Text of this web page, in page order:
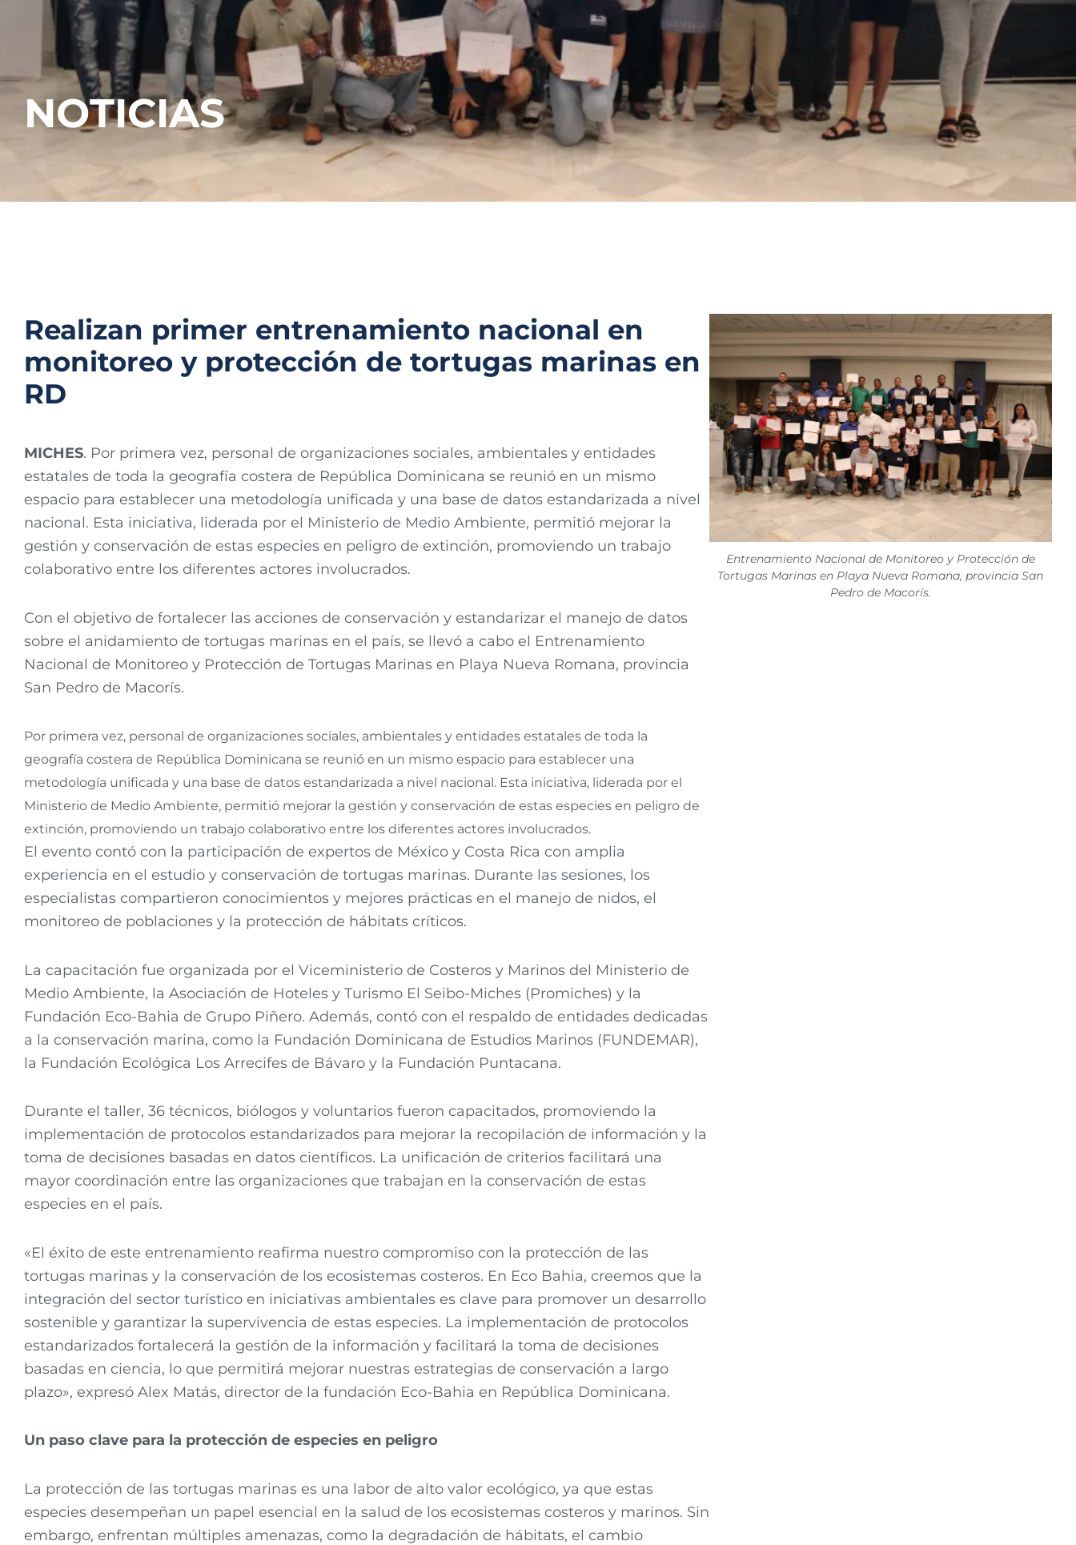
NOTICIAS
Realizan primer entrenamiento nacional en
monitoreo y protección de tortugas marinas en
RD
MICHES. Por primera vez, personal de organizaciones sociales, ambientales y entidades
estatales de toda la geografía costera de República Dominicana se reunió en un mismo
espacio para establecer una metodología unificada y una base de datos estandarizada a nivel
nacional. Esta iniciativa, liderada por el Ministerio de Medio Ambiente, permitió mejorar la
gestión y conservación de estas especies en peligro de extinción, promoviendo un trabajo
colaborativo entre los diferentes actores involucrados.
Con el objetivo de fortalecer las acciones de conservación y estandarizar el manejo de datos
sobre el anidamiento de tortugas marinas en el país, se llevó a cabo el Entrenamiento
Nacional de Monitoreo y Protección de Tortugas Marinas en Playa Nueva Romana, provincia
San Pedro de Macorís.
Por primera vez, personal de organizaciones sociales, ambientales y entidades estatales de toda la
geografía costera de República Dominicana se reunió en un mismo espacio para establecer una
metodología unificada y una base de datos estandarizada a nivel nacional. Esta iniciativa, liderada por el
Ministerio de Medio Ambiente, permitió mejorar la gestión y conservación de estas especies en peligro de
extinción, promoviendo un trabajo colaborativo entre los diferentes actores involucrados.
El evento contó con la participación de expertos de México y Costa Rica con amplia
experiencia en el estudio y conservación de tortugas marinas. Durante las sesiones, los
especialistas compartieron conocimientos y mejores prácticas en el manejo de nidos, el
monitoreo de poblaciones y la protección de hábitats críticos.
La capacitación fue organizada por el Viceministerio de Costeros y Marinos del Ministerio de
Medio Ambiente, la Asociación de Hoteles y Turismo El Seibo-Miches (Promiches) y la
Fundación Eco-Bahia de Grupo Piñero. Además, contó con el respaldo de entidades dedicadas
a la conservación marina, como la Fundación Dominicana de Estudios Marinos (FUNDEMAR),
la Fundación Ecológica Los Arrecifes de Bávaro y la Fundación Puntacana.
Durante el taller, 36 técnicos, biólogos y voluntarios fueron capacitados, promoviendo la
implementación de protocolos estandarizados para mejorar la recopilación de información y la
toma de decisiones basadas en datos científicos. La unificación de criterios facilitará una
mayor coordinación entre las organizaciones que trabajan en la conservación de estas
especies en el país.
«El éxito de este entrenamiento reafirma nuestro compromiso con la protección de las
tortugas marinas y la conservación de los ecosistemas costeros. En Eco Bahia, creemos que la
integración del sector turístico en iniciativas ambientales es clave para promover un desarrollo
sostenible y garantizar la supervivencia de estas especies. La implementación de protocolos
estandarizados fortalecerá la gestión de la información y facilitará la toma de decisiones
basadas en ciencia, lo que permitirá mejorar nuestras estrategias de conservación a largo
plazo», expresó Alex Matás, director de la fundación Eco-Bahia en República Dominicana.
Un paso clave para la protección de especies en peligro
La protección de las tortugas marinas es una labor de alto valor ecológico, ya que estas
especies desempeñan un papel esencial en la salud de los ecosistemas costeros y marinos. Sin
embargo, enfrentan múltiples amenazas, como la degradación de hábitats, el cambio
Entrenamiento Nacional de Monitoreo y Protección de
Tortugas Marinas en Playa Nueva Romana, provincia San
Pedro de Macorís.